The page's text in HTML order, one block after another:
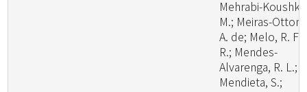
Mehrabi-Koushki,
M.; Meiras-Ottoni,
A. de; Melo, R. F.
R.; Mendes-
Alvarenga, R. L.;
Mendieta, S.;